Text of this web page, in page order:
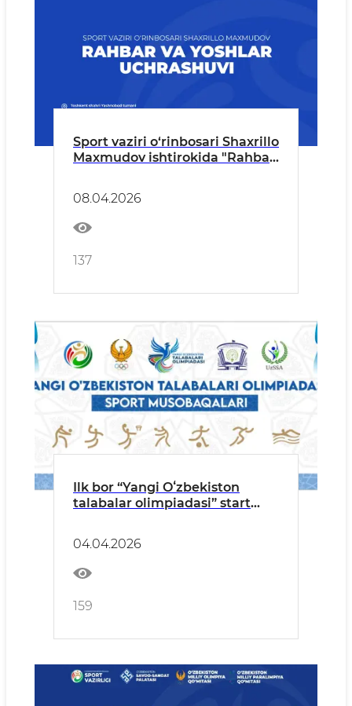
Sport vaziri o‘rinbosari Shaxrillo
Maxmudov ishtirokida "Rahbar
08.04.2026
137
Ilk bor “Yangi Oʻzbekiston
talabalar olimpiadasi” start
04.04.2026
159